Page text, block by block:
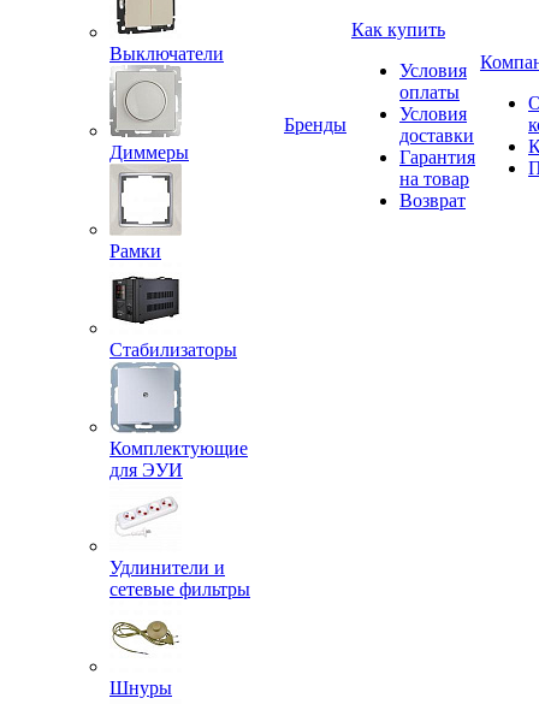
Выключатели
Диммеры
Рамки
Стабилизаторы
Комплектующие
для ЭУИ
Удлинители и
сетевые фильтры
Шнуры
Бренды
Как купить
Условия
оплаты
Условия
доставки
Гарантия
на товар
Возврат